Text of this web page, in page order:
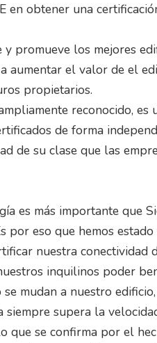
en obtener una
promueve los mejores
aumentar el valor de el
propietarios.
reconocido,
de forma
de su clase que las
es más importante que
por eso que hemos
nuestra conectividad
inquilinos poder
mudan a nuestro
supera la
que se confirma por el